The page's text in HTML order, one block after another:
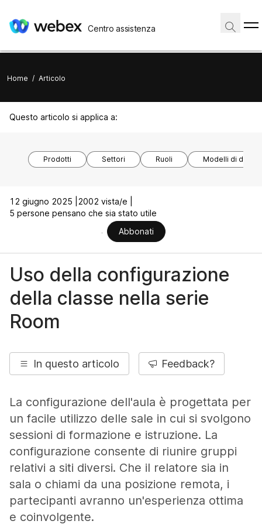
Centro assistenza
Home / Articolo
Questo articolo si applica a:
Prodotti Settori Ruoli Modelli di
12 giugno 2025 |
2002 vista/e |
5 persone pensano che sia stato utile
Abbonati
Uso della configurazione
della classe nella serie
Room
In questo articolo Feedback?
La configurazione dell'aula è progettata per
un facile utilizzo delle sale in cui si svolgono
sessioni di formazione e istruzione. La
configurazione consente di riunire gruppi
relativi a siti diversi. Che il relatore sia in
sala o chiami da una posizione remota, i
partecipanti avranno un'esperienza ottima
e coinvolgente.